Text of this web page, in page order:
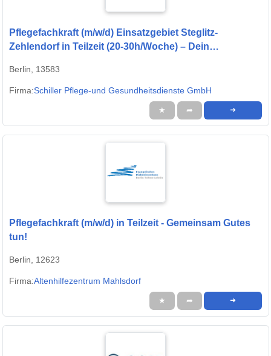
Pflegefachkraft (m/w/d) Einsatzgebiet Steglitz-
Zehlendorf in Teilzeit (20-30h/Woche) – Dein
Berlin, 13583
Firma:Schiller Pflege-und Gesundheitsdienste GmbH
★ ➦ ➜
Pflegefachkraft (m/w/d) in Teilzeit - Gemeinsam Gutes
tun!
Berlin, 12623
Firma:Altenhilfezentrum Mahlsdorf
★ ➦ ➜